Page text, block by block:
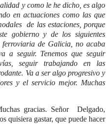
y como le he dicho, es algo
en actuaciones como las que
de las estaciones, porque
gobierno y de los siguientes
de Galicia, no acaba
a seguir. Tenemos que seguir
seguir trabajando en las
Va a ser algo progresivo y
y el servicio mejor. Muchas
gracias. Señor Delgado,
quisiera gastar, que puede hacer